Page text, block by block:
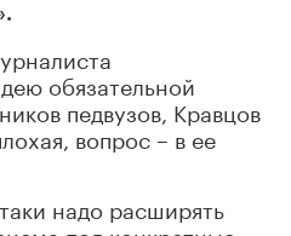
обязательной
педвузов, Кравцов
вопрос – в ее
надо расширять